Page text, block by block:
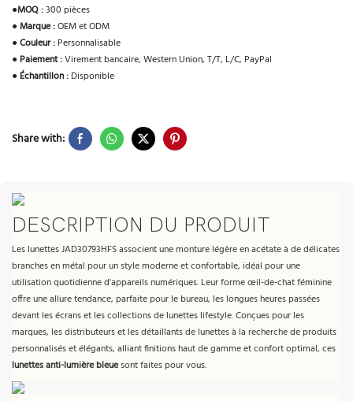
●MOQ :300 pièces
●Marque :OEM et ODM
●Couleur : Personnalisable
● Paiement :Virement bancaire, Western Union, T/T, L/C, PayPal
● Échantillon : Disponible
Share with:
DESCRIPTION DU PRODUIT
Les lunettes JAD30793HFS associent une monture légère en acétate à de délicates
branches en métal pour un style moderne et confortable, idéal pour une
utilisation quotidienne d'appareils numériques. Leur forme œil-de-chat féminine
offre une allure tendance, parfaite pour le bureau, les longues heures passées
devant les écrans et les collections de lunettes lifestyle. Conçues pour les
marques, les distributeurs et les détaillants de lunettes à la recherche de produits
personnalisés et élégants, alliant finitions haut de gamme et confort optimal, ces
lunettes anti-lumière bleuesont faites pour vous.